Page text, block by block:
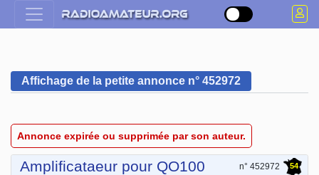
Affichage de la petite annonce n° 452972
Annonce expirée ou supprimée par son auteur.
Amplificataeur pour QO100
n° 452972 54